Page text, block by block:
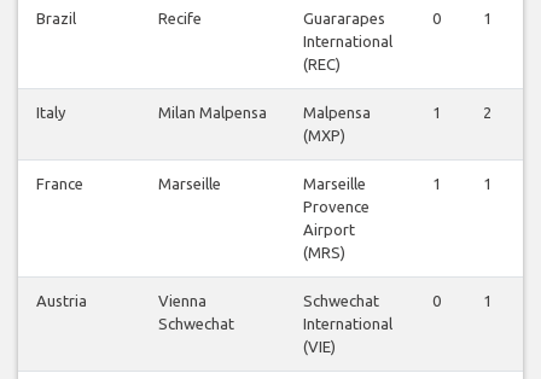
Brazil Recife
Guararapes
International
(REC)
0 1
Italy Milan Malpensa
Malpensa
(MXP)
1 2
France Marseille
Marseille
Provence
Airport
(MRS)
1 1
Austria
Vienna
Schwechat
Schwechat
International
(VIE)
0 1